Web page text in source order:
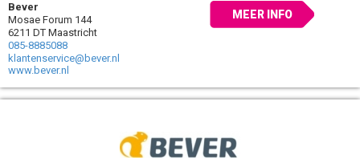
Bever
Mosae Forum 144
6211 DT Maastricht
085-8885088
klantenservice@bever.nl
www.bever.nl
MEER INFO